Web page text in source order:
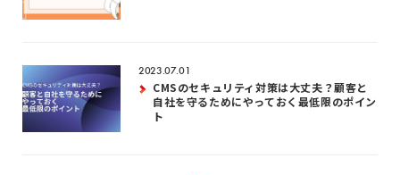
2023.07.01
CMSのセキュリティ対策は大丈夫？顧客と
自社を守るためにやっておく最低限のポイン
ト